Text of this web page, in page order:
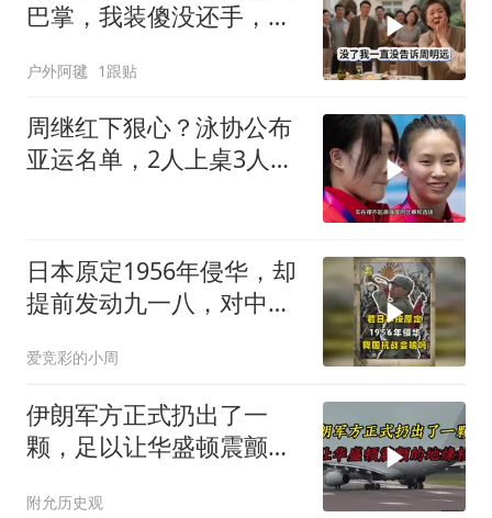
巴掌，我装傻没还手，悄
夫全家10人被新户主请出
家门
户外阿毽 1跟贴
周继红下狠心？泳协公布
亚运名单，2人上桌3人下
日本原定1956年侵华，却
提前发动九一八，对中国
爱竞彩的小周
伊朗军方正式扔出了一
颗，足以让华盛顿震颤的
附允历史观